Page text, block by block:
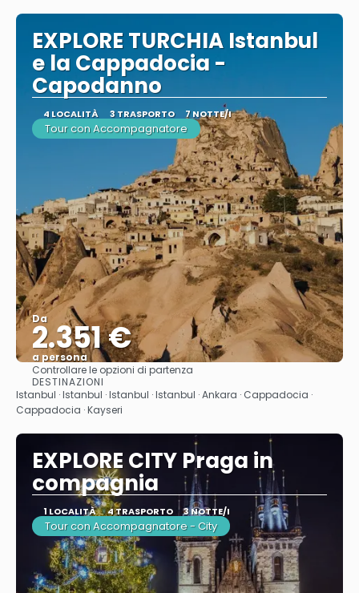
EXPLORE TURCHIA Istanbul
e la Cappadocia -
Capodanno
4 LOCALITÀ 3 TRASPORTO 7 NOTTE/I
Tour con Accompagnatore
Da
2.351 €
a persona
Vedere
Controllare le opzioni di partenza
DESTINAZIONI
Istanbul · Istanbul · Istanbul · Istanbul · Ankara · Cappadocia ·
Cappadocia · Kayseri
EXPLORE CITY Praga in
compagnia
1 LOCALITÀ 4 TRASPORTO 3 NOTTE/I
Tour con Accompagnatore - City